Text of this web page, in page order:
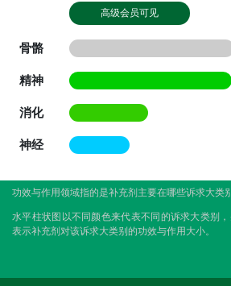
高级会员可见
骨骼
精神
消化
神经
功效与作用领域指的是补充剂主要在哪些诉求大类
水平柱状图以不同颜色来代表不同的诉求大类别
表示补充剂对该诉求大类别的功效与作用大小。